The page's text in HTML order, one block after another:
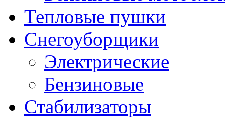
Тепловые пушки
Снегоуборщики
Электрические
Бензиновые
Стабилизаторы